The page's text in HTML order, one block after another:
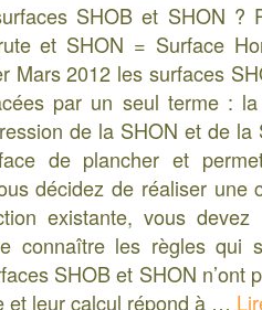
SHOB et SHON ?
et SHON = Surface
Mars 2012 les surfaces
par un seul terme :
de la SHON et de la
de plancher et
décidez de réaliser une
existante, vous
connaître les règles qui
SHOB et SHON n’ont
et leur calcul répond à …